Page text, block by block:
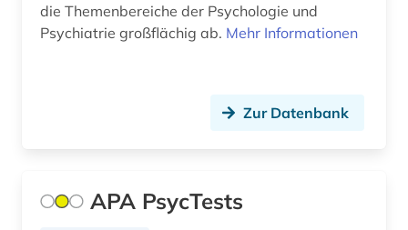
rehabilitationswissenschaften (1)
schmerz (1)
die Themenbereiche der Psychologie und
Psychiatrie großflächig ab. Mehr Informationen
Zur Datenbank
APA PsycTests